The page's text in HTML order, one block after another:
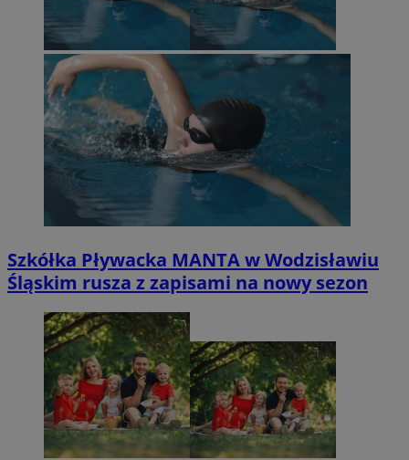
Szkółka Pływacka MANTA w Wodzisławiu
Śląskim rusza z zapisami na nowy sezon